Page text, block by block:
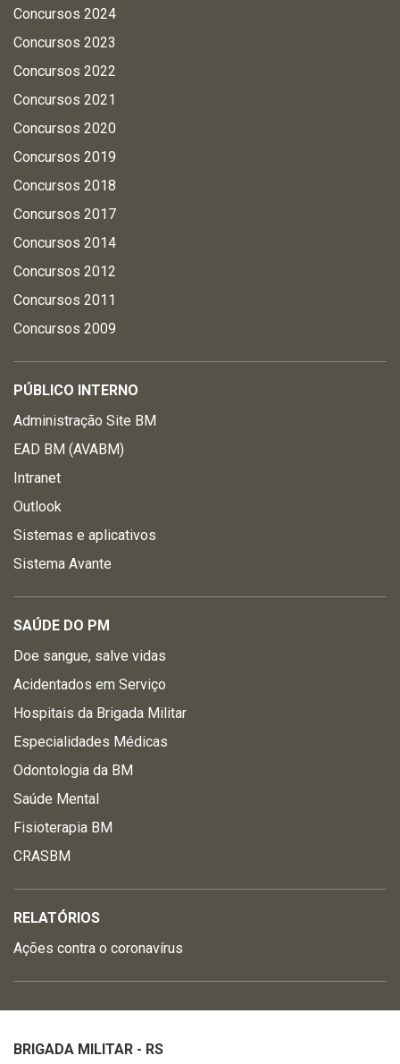
Concursos 2024
Concursos 2023
Concursos 2022
Concursos 2021
Concursos 2020
Concursos 2019
Concursos 2018
Concursos 2017
Concursos 2014
Concursos 2012
Concursos 2011
Concursos 2009
PÚBLICO INTERNO
Administração Site BM
EAD BM (AVABM)
Intranet
Outlook
Sistemas e aplicativos
Sistema Avante
SAÚDE DO PM
Doe sangue, salve vidas
Acidentados em Serviço
Hospitais da Brigada Militar
Especialidades Médicas
Odontologia da BM
Saúde Mental
Fisioterapia BM
CRASBM
RELATÓRIOS
Ações contra o coronavírus
BRIGADA MILITAR - RS